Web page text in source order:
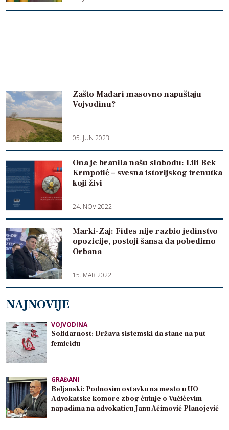
Zašto Mađari masovno napuštaju
Vojvodinu?
05. JUN 2023
Ona je branila našu slobodu: Lili Bek
Krmpotić – svesna istorijskog trenutka
koji živi
24. NOV 2022
Marki-Zaj: Fides nije razbio jedinstvo
opozicije, postoji šansa da pobedimo
Orbana
15. MAR 2022
NAJNOVIJE
VOJVODINA
Solidarnost: Država sistemski da stane na put
femicidu
GRAĐANI
Beljanski: Podnosim ostavku na mesto u UO
Advokatske komore zbog ćutnje o Vučićevim
napadima na advokaticu Janu Aćimović Planojević